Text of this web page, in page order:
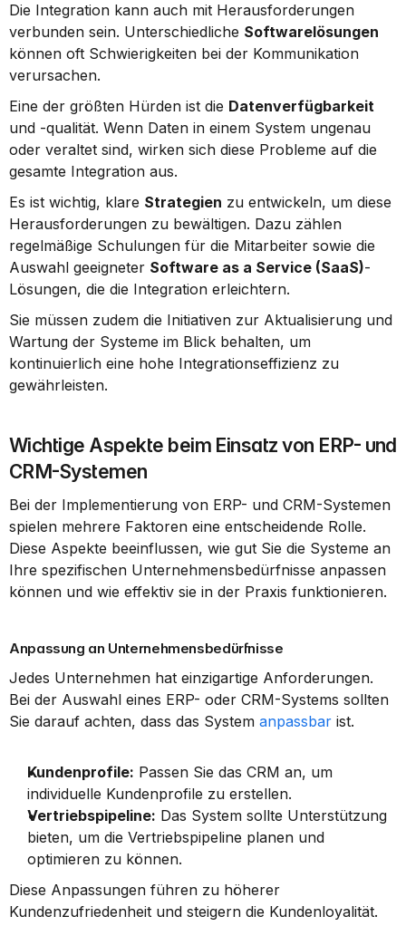
Die Integration kann auch mit Herausforderungen
verbunden sein. Unterschiedliche Softwarelösungen
können oft Schwierigkeiten bei der Kommunikation
verursachen.
Eine der größten Hürden ist die Datenverfügbarkeit
und -qualität. Wenn Daten in einem System ungenau
oder veraltet sind, wirken sich diese Probleme auf die
gesamte Integration aus.
Es ist wichtig, klare Strategien zu entwickeln, um diese
Herausforderungen zu bewältigen. Dazu zählen
regelmäßige Schulungen für die Mitarbeiter sowie die
Auswahl geeigneter Software as a Service (SaaS)-
Lösungen, die die Integration erleichtern.
Sie müssen zudem die Initiativen zur Aktualisierung und
Wartung der Systeme im Blick behalten, um
kontinuierlich eine hohe Integrationseffizienz zu
gewährleisten.
Wichtige Aspekte beim Einsatz von ERP- und
CRM-Systemen
Bei der Implementierung von ERP- und CRM-Systemen
spielen mehrere Faktoren eine entscheidende Rolle.
Diese Aspekte beeinflussen, wie gut Sie die Systeme an
Ihre spezifischen Unternehmensbedürfnisse anpassen
können und wie effektiv sie in der Praxis funktionieren.
Anpassung an Unternehmensbedürfnisse
Jedes Unternehmen hat einzigartige Anforderungen.
Bei der Auswahl eines ERP- oder CRM-Systems sollten
Sie darauf achten, dass das System anpassbar ist.
Kundenprofile: Passen Sie das CRM an, um
individuelle Kundenprofile zu erstellen.
Vertriebspipeline: Das System sollte Unterstützung
bieten, um die Vertriebspipeline planen und
optimieren zu können.
Diese Anpassungen führen zu höherer
Kundenzufriedenheit und steigern die Kundenloyalität.